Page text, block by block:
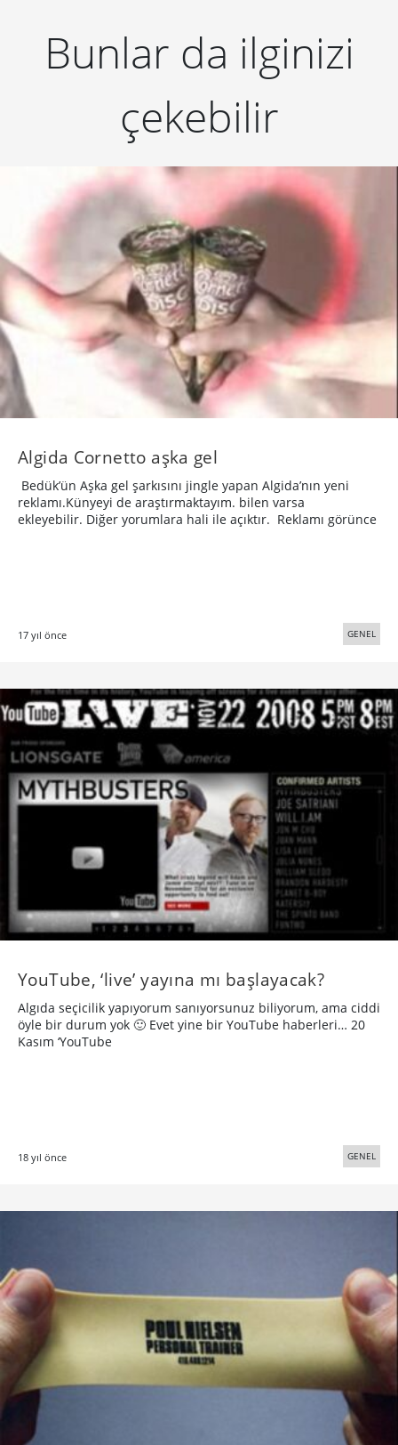
Bunlar da ilginizi
çekebilir
Algida Cornetto aşka gel
Bedük’ün Aşka gel şarkısını jingle yapan Algida’nın yeni
reklamı.Künyeyi de araştırmaktayım. bilen varsa
ekleyebilir. Diğer yorumlara hali ile açıktır. Reklamı görünce
17 yıl önce GENEL
YouTube, ‘live’ yayına mı başlayacak?
Algıda seçicilik yapıyorum sanıyorsunuz biliyorum, ama ciddi
öyle bir durum yok 🙂 Evet yine bir YouTube haberleri… 20
Kasım ‘YouTube
18 yıl önce GENEL